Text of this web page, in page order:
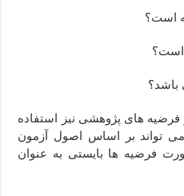
است؟
است؟
های پژوهشی نیز استفاده
تواند بر اساس اصول آزمون
فرضیه ها بایستی به عنوان